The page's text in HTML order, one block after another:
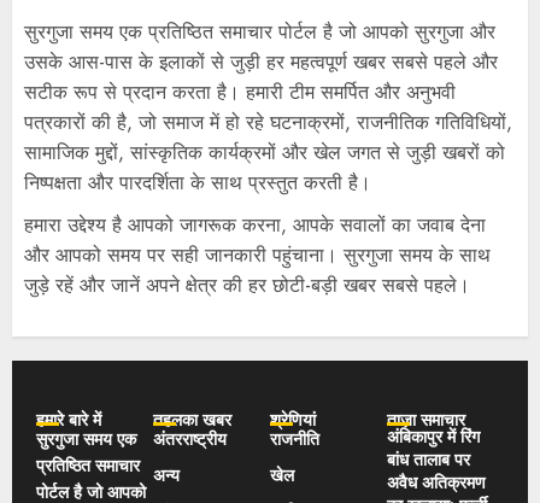
सुरगुजा समय एक प्रतिष्ठित समाचार पोर्टल है जो आपको सुरगुजा और
उसके आस-पास के इलाकों से जुड़ी हर महत्वपूर्ण खबर सबसे पहले और
सटीक रूप से प्रदान करता है। हमारी टीम समर्पित और अनुभवी
पत्रकारों की है, जो समाज में हो रहे घटनाक्रमों, राजनीतिक गतिविधियों,
सामाजिक मुद्दों, सांस्कृतिक कार्यक्रमों और खेल जगत से जुड़ी खबरों को
निष्पक्षता और पारदर्शिता के साथ प्रस्तुत करती है।
हमारा उद्देश्य है आपको जागरूक करना, आपके सवालों का जवाब देना
और आपको समय पर सही जानकारी पहुंचाना। सुरगुजा समय के साथ
जुड़े रहें और जानें अपने क्षेत्र की हर छोटी-बड़ी खबर सबसे पहले।
हमारे बारे में
सुरगुजा समय एक
प्रतिष्ठित समाचार
पोर्टल है जो आपको
तहलका खबर
अंतरराष्ट्रीय
अन्य
श्रेणियां
राजनीति
खेल
ताज़ा समाचार
अंबिकापुर में रिंग
बांध तालाब पर
अवैध अतिक्रमण